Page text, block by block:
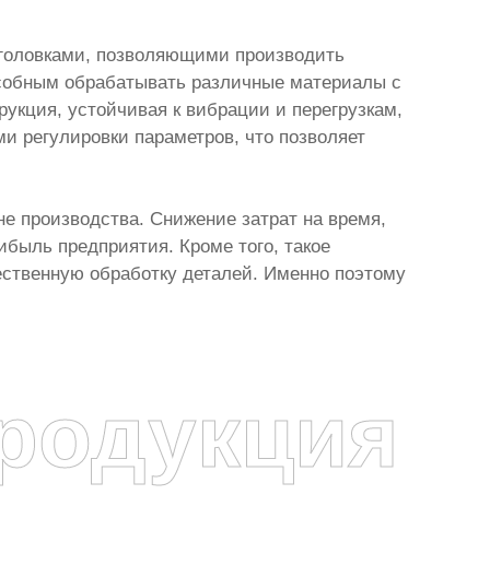
позволяющими производить
обрабатывать различные материалы с
устойчивая к вибрации и перегрузкам,
параметров, что позволяет
производства. Снижение затрат на время,
предприятия. Кроме того, такое
обработку деталей. Именно поэтому